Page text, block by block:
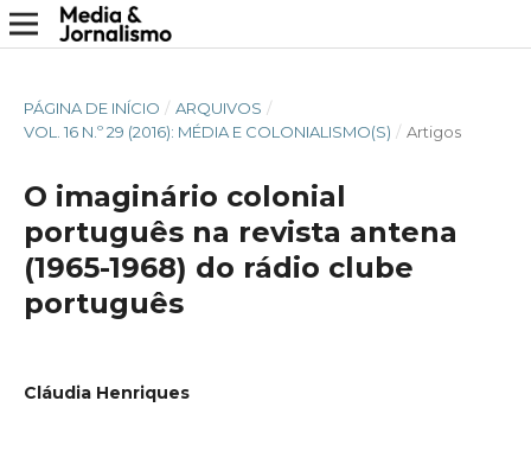
PÁGINA DE INÍCIO / ARQUIVOS /
VOL. 16 N.º 29 (2016): MÉDIA E COLONIALISMO(S) / Artigos
O imaginário colonial
português na revista antena
(1965-1968) do rádio clube
português
Cláudia Henriques